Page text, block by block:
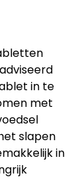
in te
met
slapen
in